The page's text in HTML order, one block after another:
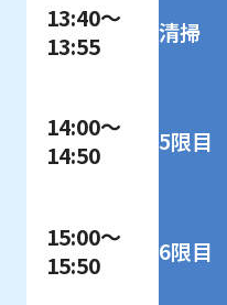
13:40～
13:55
清掃
14:00～
14:50
5限目
15:00～
15:50
6限目